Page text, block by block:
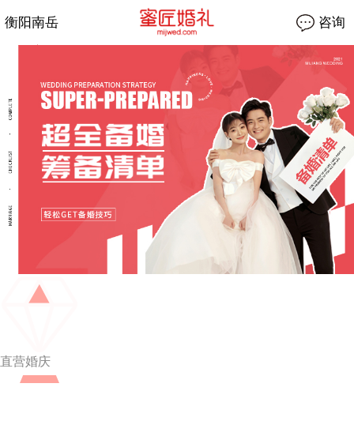
衡阳南岳 咨询
直营婚庆